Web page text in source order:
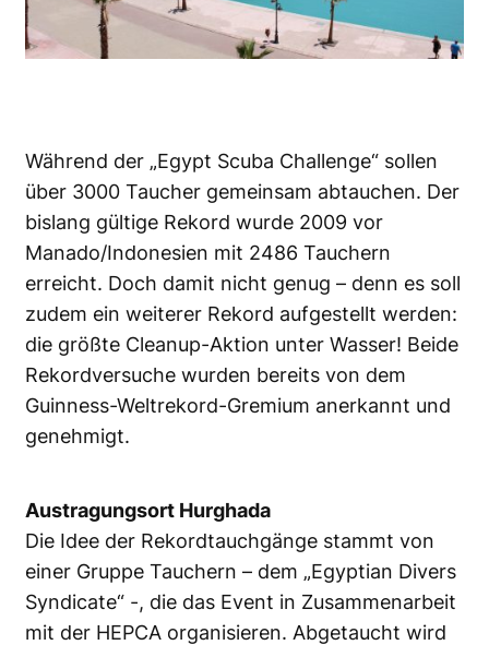
Während der „Egypt Scuba Challenge“ sollen
über 3000 Taucher gemeinsam abtauchen. Der
bislang gültige Rekord wurde 2009 vor
Manado/Indonesien mit 2486 Tauchern
erreicht. Doch damit nicht genug – denn es soll
zudem ein weiterer Rekord aufgestellt werden:
die größte Cleanup-Aktion unter Wasser! Beide
Rekordversuche wurden bereits von dem
Guinness-Weltrekord-Gremium anerkannt und
genehmigt.
Austragungsort Hurghada
Die Idee der Rekordtauchgänge stammt von
einer Gruppe Tauchern – dem „Egyptian Divers
Syndicate“ -, die das Event in Zusammenarbeit
mit der HEPCA organisieren. Abgetaucht wird